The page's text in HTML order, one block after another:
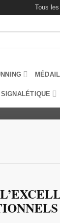
Tous
SIGNALÉTIQUE
-
Ces prix
d'évoluer à
et des
Délais : 5
pièce(s)